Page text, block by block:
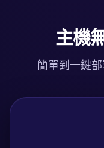
主機
簡單到一鍵